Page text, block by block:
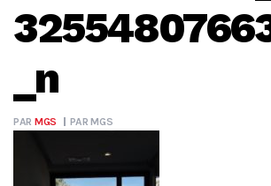
_n
PAR MGS PARMGS